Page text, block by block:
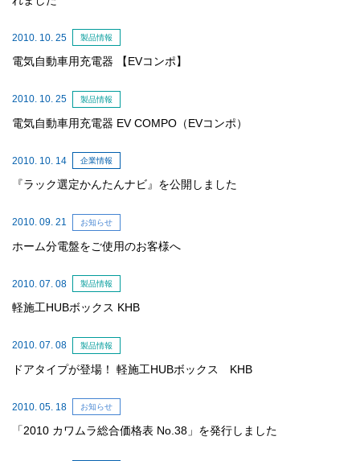
2010. 10. 25 製品情報
電気自動車用充電器 【EVコンポ】
2010. 10. 25 製品情報
電気自動車用充電器 EV COMPO（EVコンポ）
2010. 10. 14 企業情報
『ラック選定かんたんナビ』を公開しました
2010. 09. 21 お知らせ
ホーム分電盤をご使用のお客様へ
2010. 07. 08 製品情報
軽施工HUBボックス KHB
2010. 07. 08 製品情報
ドアタイプが登場！ 軽施工HUBボックス KHB
2010. 05. 18 お知らせ
「2010 カワムラ総合価格表 No.38」を発行しました